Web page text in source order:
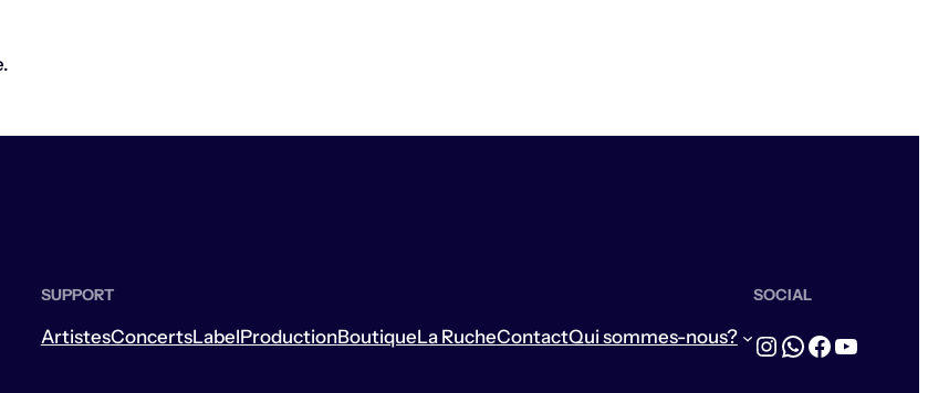
SUPPORT
ArtistesConcertsLabelProductionBoutiqueLa RucheContactQui sommes-nous?
SOCIAL
Instagram
WhatsApp
Facebook